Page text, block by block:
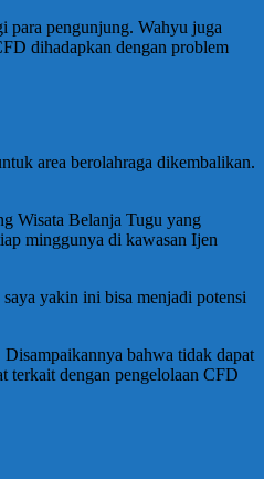
para pengunjung. Wahyu juga
dihadapkan dengan problem
area berolahraga dikembalikan.
Wisata Belanja Tugu yang
minggunya di kawasan Ijen
yakin ini bisa menjadi potensi
bahwa tidak dapat
terkait dengan pengelolaan CFD